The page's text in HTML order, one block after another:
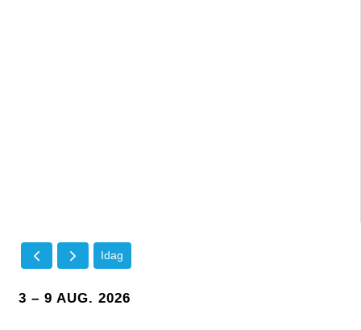
Idag
3 – 9 AUG. 2026